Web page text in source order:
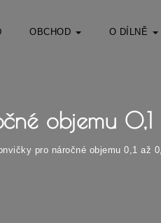
OBCHOD O DÍLNĚ
objemu
pro náročné objemu 0,1 až